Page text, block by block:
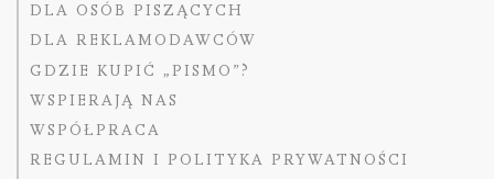
DLA OSÓB PISZĄCYCH
DLA REKLAMODAWCÓW
GDZIE KUPIĆ „PISMO”?
WSPIERAJĄ NAS
WSPÓŁPRACA
REGULAMIN I POLITYKA PRYWATNOŚCI